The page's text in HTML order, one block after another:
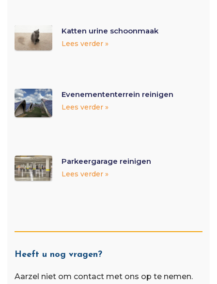
Katten urine schoonmaak
Lees verder »
Evenemententerrein reinigen
Lees verder »
Parkeergarage reinigen
Lees verder »
Heeft u nog vragen?
Aarzel niet om contact met ons op te nemen.